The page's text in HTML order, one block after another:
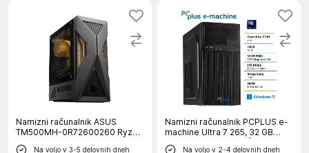
Namizni računalnik ASUS
TM500MH-0R72600260 Ryzen
7 260, 32 GB RAM, 1 TB SSD,
Na voljo v 3-5 delovnih dneh
Namizni računalnik PCPLUS e-
machine Ultra 7 265, 32 GB
RAM, 1T B SSD, W11P|Pisarna
Na voljo v 2-4 delovnih dneh